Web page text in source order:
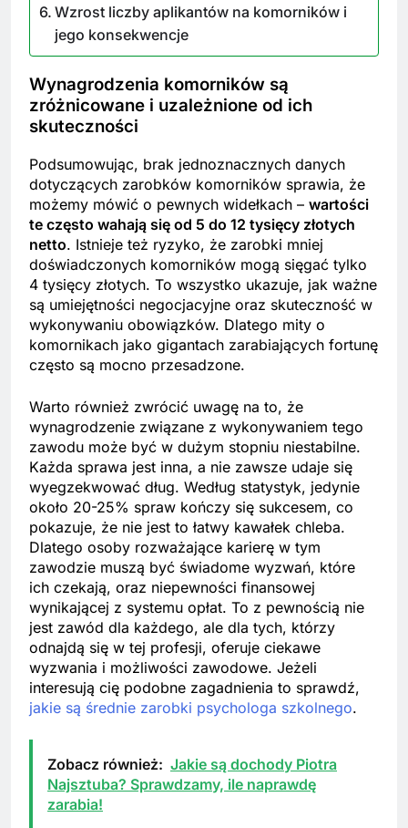
Wzrost liczby aplikantów na komorników i
jego konsekwencje
Wynagrodzenia komorników są
zróżnicowane i uzależnione od ich
skuteczności
Podsumowując, brak jednoznacznych danych
dotyczących zarobków komorników sprawia, że
możemy mówić o pewnych widełkach – wartości
te często wahają się od 5 do 12 tysięcy złotych
netto. Istnieje też ryzyko, że zarobki mniej
doświadczonych komorników mogą sięgać tylko
4 tysięcy złotych. To wszystko ukazuje, jak ważne
są umiejętności negocjacyjne oraz skuteczność w
wykonywaniu obowiązków. Dlatego mity o
komornikach jako gigantach zarabiających fortunę
często są mocno przesadzone.
Warto również zwrócić uwagę na to, że
wynagrodzenie związane z wykonywaniem tego
zawodu może być w dużym stopniu niestabilne.
Każda sprawa jest inna, a nie zawsze udaje się
wyegzekwować dług. Według statystyk, jedynie
około 20-25% spraw kończy się sukcesem, co
pokazuje, że nie jest to łatwy kawałek chleba.
Dlatego osoby rozważające karierę w tym
zawodzie muszą być świadome wyzwań, które
ich czekają, oraz niepewności finansowej
wynikającej z systemu opłat. To z pewnością nie
jest zawód dla każdego, ale dla tych, którzy
odnajdą się w tej profesji, oferuje ciekawe
wyzwania i możliwości zawodowe. Jeżeli
interesują cię podobne zagadnienia to sprawdź,
jakie są średnie zarobki psychologa szkolnego.
Zobacz również: Jakie są dochody Piotra
Najsztuba? Sprawdzamy, ile naprawdę
zarabia!